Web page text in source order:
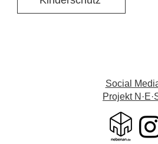
Social
Projekt